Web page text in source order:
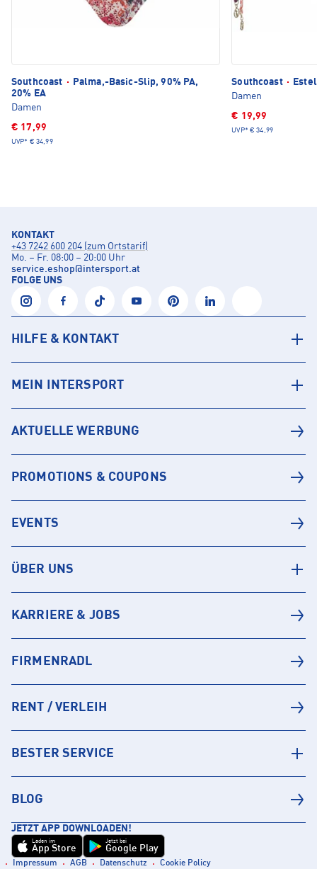
Southcoast ·
Palma,-Basic-Slip, 90% PA,
20% EA
Damen
€ 17,99
UVP* € 34,99
Southcoast ·
Damen
€ 19,99
UVP* € 34,99
KONTAKT
+43 7242 600 204 (zum Ortstarif)
Mo. – Fr. 08:00 – 20:00 Uhr
service.eshop@intersport.at
FOLGE UNS
HILFE & KONTAKT
MEIN INTERSPORT
AKTUELLE WERBUNG
PROMOTIONS & COUPONS
EVENTS
ÜBER UNS
KARRIERE & JOBS
FIRMENRADL
RENT / VERLEIH
BESTER SERVICE
BLOG
JETZT APP DOWNLOADEN!
Laden im
App Store
Jetzt bei
Google Play
Impressum AGB Datenschutz Cookie Policy